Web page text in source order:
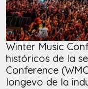
Winter Music
históricos de la
Conference
longevo de la